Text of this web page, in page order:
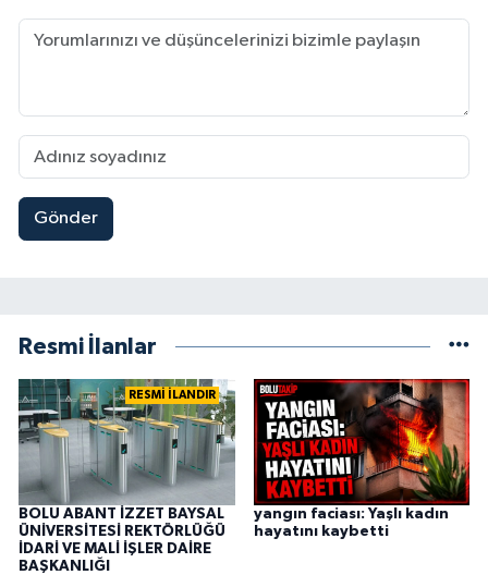
Gönder
Resmi İlanlar
RESMİ İLANDIR
BOLU ABANT İZZET BAYSAL
ÜNİVERSİTESİ REKTÖRLÜĞÜ
İDARİ VE MALİ İŞLER DAİRE
BAŞKANLIĞI
yangın faciası: Yaşlı kadın
hayatını kaybetti